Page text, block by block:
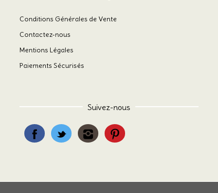
Conditions Générales de Vente
Contactez-nous
Mentions Légales
Paiements Sécurisés
Suivez-nous